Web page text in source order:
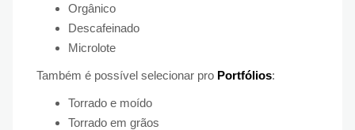
Orgânico
Descafeinado
Microlote
Também é possível selecionar pro Portfólios:
Torrado e moído
Torrado em grãos